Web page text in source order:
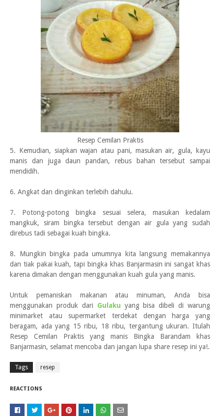
Resep Cemilan Praktis
5. Kemudian, siapkan wajan atau pani, masukan air, gula, kayu
manis dan juga daun pandan, rebus bahan tersebut sampai
mendidih.
6. Angkat dan dinginkan terlebih dahulu.
7. Potong-potong bingka sesuai selera, masukan kedalam
mangkuk, siram bingka tersebut dengan air gula yang sudah
direbus tadi sebagai kuah bingka.
8. Mungkin bingka pada umumnya kita langsung memakannya
dan tiak pakai kuah, tapi bingka khas Banjarmasin ini sangat khas
karena dimakan dengan menggunakan kuah gula yang manis.
Untuk pemaniskan makanan atau minuman, Anda bisa
menggunakan produk dari Gulaku yang bisa dibeli di warung
minimarket atau supermarket terdekat dengan harga yang
beragam, ada yang 15 ribu, 18 ribu, tergantung ukuran. Itulah
Resep Cemilan Praktis yang manis Bingka Barandam khas
Banjarmasin, selamat mencoba dan jangan lupa share resep ini ya!.
Tags resep
REACTIONS